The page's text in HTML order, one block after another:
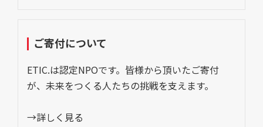
ご寄付について
ETIC.は認定NPOです。皆様から頂いたご寄付
が、未来をつくる人たちの挑戦を支えます。
→詳しく見る